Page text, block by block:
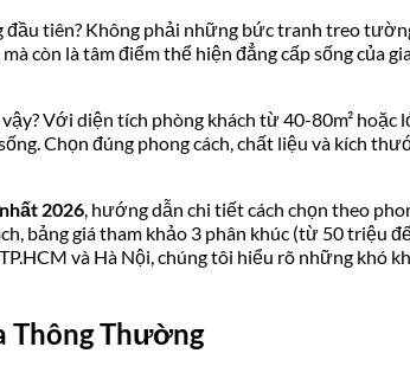
tiên? Không phải những bức tranh treo
còn là tâm điểm thể hiện đẳng cấp sống của
Với diện tích phòng khách từ 40-80m²
Chọn đúng phong cách, chất liệu và kích
2026, hướng dẫn chi tiết cách chọn theo
bảng giá tham khảo 3 phân khúc (từ 50 triệu
và Hà Nội, chúng tôi hiểu rõ những khó
Thông Thường